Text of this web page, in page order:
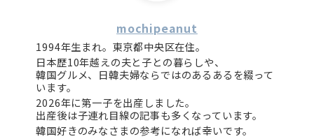
mochipeanut
1994年生まれ。東京都中央区在住。
日本歴10年越えの夫と子との暮らしや、
韓国グルメ、日韓夫婦ならではのあるあるを綴って
います。
2026年に第一子を出産しました。
出産後は子連れ目線の記事も多くなっています。
韓国好きのみなさまの参考になれば幸いです。